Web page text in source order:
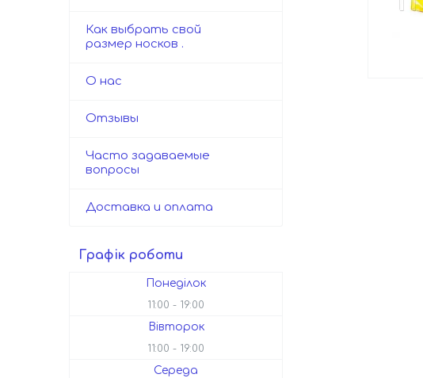
Как выбрать свой
размер носков .
О нас
Отзывы
Часто задаваемые
вопросы
Доставка и оплата
Графік роботи
Понеділок
11:00 19:00
Вівторок
11:00 19:00
Середа